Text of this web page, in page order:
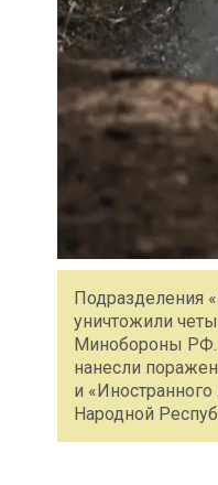
Подразделения
уничтожили
Минобороны РФ.
нанесли
и
Народной